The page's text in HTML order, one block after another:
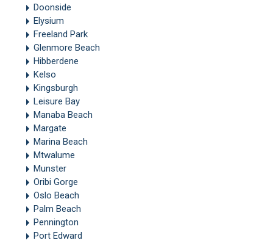
Doonside
Elysium
Freeland Park
Glenmore Beach
Hibberdene
Kelso
Kingsburgh
Leisure Bay
Manaba Beach
Margate
Marina Beach
Mtwalume
Munster
Oribi Gorge
Oslo Beach
Palm Beach
Pennington
Port Edward